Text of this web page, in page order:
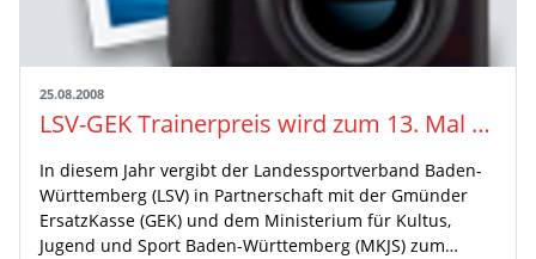
25.08.2008
LSV-GEK Trainerpreis wird zum 13. Mal vergeben
In diesem Jahr vergibt der Landessportverband Baden-
Württemberg (LSV) in Partnerschaft mit der Gmünder
ErsatzKasse (GEK) und dem Ministerium für Kultus,
Jugend und Sport Baden-Württemberg (MKJS) zum…